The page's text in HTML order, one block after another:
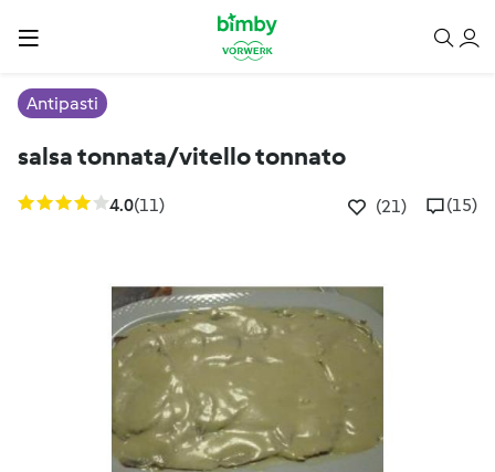
Antipasti
salsa tonnata/vitello tonnato
4.0(11) (21) (15)